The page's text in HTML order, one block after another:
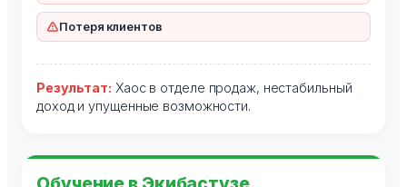
Потеря клиентов
Результат: Хаос в отделе продаж, нестабильный
доход и упущенные возможности.